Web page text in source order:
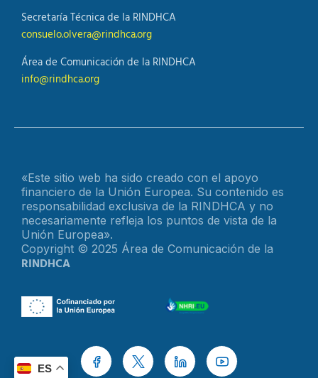
Secretaría Técnica de la RINDHCA
consuelo.olvera@rindhca.org
Área de Comunicación de la RINDHCA
info@rindhca.org
«Este sitio web ha sido creado con el apoyo
financiero de la Unión Europea. Su contenido es
responsabilidad exclusiva de la RINDHCA y no
necesariamente refleja los puntos de vista de la
Unión Europea».
Copyright © 2025 Área de Comunicación de la
RINDHCA
ES